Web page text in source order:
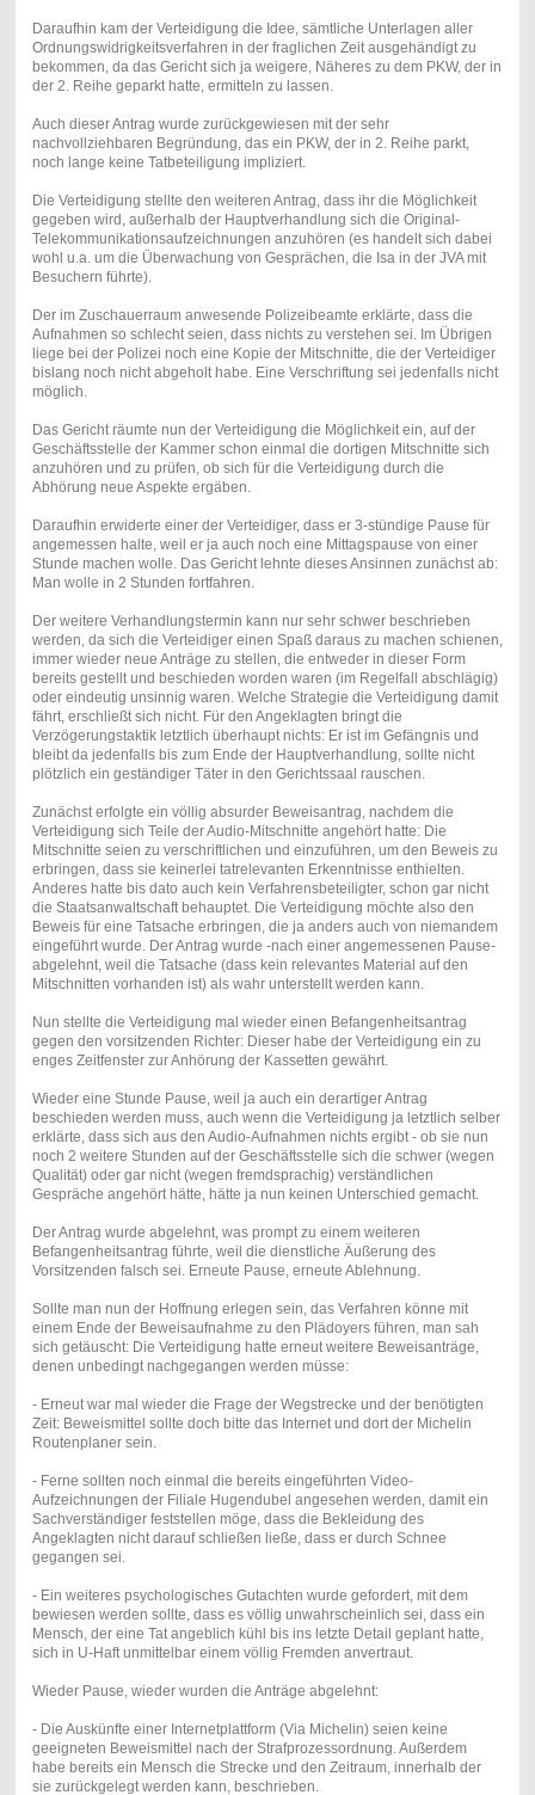
Daraufhin kam der Verteidigung die Idee, sämtliche Unterlagen aller
Ordnungswidrigkeitsverfahren in der fraglichen Zeit ausgehändigt zu
bekommen, da das Gericht sich ja weigere, Näheres zu dem PKW, der in
der 2. Reihe geparkt hatte, ermitteln zu lassen.
Auch dieser Antrag wurde zurückgewiesen mit der sehr
nachvollziehbaren Begründung, das ein PKW, der in 2. Reihe parkt,
noch lange keine Tatbeteiligung impliziert.
Die Verteidigung stellte den weiteren Antrag, dass ihr die Möglichkeit
gegeben wird, außerhalb der Hauptverhandlung sich die Original-
Telekommunikationsaufzeichnungen anzuhören (es handelt sich dabei
wohl u.a. um die Überwachung von Gesprächen, die Isa in der JVA mit
Besuchern führte).
Der im Zuschauerraum anwesende Polizeibeamte erklärte, dass die
Aufnahmen so schlecht seien, dass nichts zu verstehen sei. Im Übrigen
liege bei der Polizei noch eine Kopie der Mitschnitte, die der Verteidiger
bislang noch nicht abgeholt habe. Eine Verschriftung sei jedenfalls nicht
möglich.
Das Gericht räumte nun der Verteidigung die Möglichkeit ein, auf der
Geschäftsstelle der Kammer schon einmal die dortigen Mitschnitte sich
anzuhören und zu prüfen, ob sich für die Verteidigung durch die
Abhörung neue Aspekte ergäben.
Daraufhin erwiderte einer der Verteidiger, dass er 3-stündige Pause für
angemessen halte, weil er ja auch noch eine Mittagspause von einer
Stunde machen wolle. Das Gericht lehnte dieses Ansinnen zunächst ab:
Man wolle in 2 Stunden fortfahren.
Der weitere Verhandlungstermin kann nur sehr schwer beschrieben
werden, da sich die Verteidiger einen Spaß daraus zu machen schienen,
immer wieder neue Anträge zu stellen, die entweder in dieser Form
bereits gestellt und beschieden worden waren (im Regelfall abschlägig)
oder eindeutig unsinnig waren. Welche Strategie die Verteidigung damit
fährt, erschließt sich nicht. Für den Angeklagten bringt die
Verzögerungstaktik letztlich überhaupt nichts: Er ist im Gefängnis und
bleibt da jedenfalls bis zum Ende der Hauptverhandlung, sollte nicht
plötzlich ein geständiger Täter in den Gerichtssaal rauschen.
Zunächst erfolgte ein völlig absurder Beweisantrag, nachdem die
Verteidigung sich Teile der Audio-Mitschnitte angehört hatte: Die
Mitschnitte seien zu verschriftlichen und einzuführen, um den Beweis zu
erbringen, dass sie keinerlei tatrelevanten Erkenntnisse enthielten.
Anderes hatte bis dato auch kein Verfahrensbeteiligter, schon gar nicht
die Staatsanwaltschaft behauptet. Die Verteidigung möchte also den
Beweis für eine Tatsache erbringen, die ja anders auch von niemandem
eingeführt wurde. Der Antrag wurde -nach einer angemessenen Pause-
abgelehnt, weil die Tatsache (dass kein relevantes Material auf den
Mitschnitten vorhanden ist) als wahr unterstellt werden kann.
Nun stellte die Verteidigung mal wieder einen Befangenheitsantrag
gegen den vorsitzenden Richter: Dieser habe der Verteidigung ein zu
enges Zeitfenster zur Anhörung der Kassetten gewährt.
Wieder eine Stunde Pause, weil ja auch ein derartiger Antrag
beschieden werden muss, auch wenn die Verteidigung ja letztlich selber
erklärte, dass sich aus den Audio-Aufnahmen nichts ergibt - ob sie nun
noch 2 weitere Stunden auf der Geschäftsstelle sich die schwer (wegen
Qualität) oder gar nicht (wegen fremdsprachig) verständlichen
Gespräche angehört hätte, hätte ja nun keinen Unterschied gemacht.
Der Antrag wurde abgelehnt, was prompt zu einem weiteren
Befangenheitsantrag führte, weil die dienstliche Äußerung des
Vorsitzenden falsch sei. Erneute Pause, erneute Ablehnung.
Sollte man nun der Hoffnung erlegen sein, das Verfahren könne mit
einem Ende der Beweisaufnahme zu den Plädoyers führen, man sah
sich getäuscht: Die Verteidigung hatte erneut weitere Beweisanträge,
denen unbedingt nachgegangen werden müsse:
- Erneut war mal wieder die Frage der Wegstrecke und der benötigten
Zeit: Beweismittel sollte doch bitte das Internet und dort der Michelin
Routenplaner sein.
- Ferne sollten noch einmal die bereits eingeführten Video-
Aufzeichnungen der Filiale Hugendubel angesehen werden, damit ein
Sachverständiger feststellen möge, dass die Bekleidung des
Angeklagten nicht darauf schließen ließe, dass er durch Schnee
gegangen sei.
- Ein weiteres psychologisches Gutachten wurde gefordert, mit dem
bewiesen werden sollte, dass es völlig unwahrscheinlich sei, dass ein
Mensch, der eine Tat angeblich kühl bis ins letzte Detail geplant hatte,
sich in U-Haft unmittelbar einem völlig Fremden anvertraut.
Wieder Pause, wieder wurden die Anträge abgelehnt:
- Die Auskünfte einer Internetplattform (Via Michelin) seien keine
geeigneten Beweismittel nach der Strafprozessordnung. Außerdem
habe bereits ein Mensch die Strecke und den Zeitraum, innerhalb der
sie zurückgelegt werden kann, beschrieben.